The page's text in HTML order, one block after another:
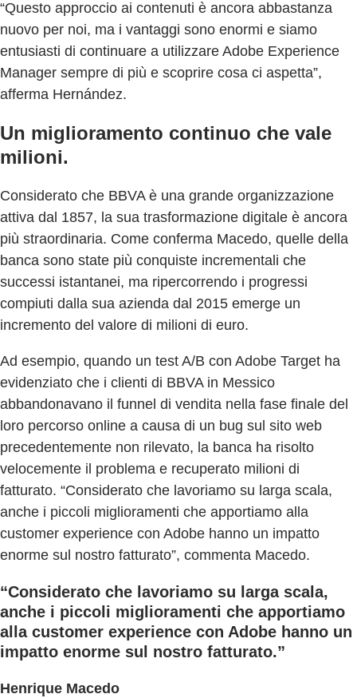
“Questo approccio ai contenuti è ancora abbastanza
nuovo per noi, ma i vantaggi sono enormi e siamo
entusiasti di continuare a utilizzare Adobe Experience
Manager sempre di più e scoprire cosa ci aspetta”,
afferma Hernández.
Un miglioramento continuo che vale
milioni.
Considerato che BBVA è una grande organizzazione
attiva dal 1857, la sua trasformazione digitale è ancora
più straordinaria. Come conferma Macedo, quelle della
banca sono state più conquiste incrementali che
successi istantanei, ma ripercorrendo i progressi
compiuti dalla sua azienda dal 2015 emerge un
incremento del valore di milioni di euro.
Ad esempio, quando un test A/B con Adobe Target ha
evidenziato che i clienti di BBVA in Messico
abbandonavano il funnel di vendita nella fase finale del
loro percorso online a causa di un bug sul sito web
precedentemente non rilevato, la banca ha risolto
velocemente il problema e recuperato milioni di
fatturato. “Considerato che lavoriamo su larga scala,
anche i piccoli miglioramenti che apportiamo alla
customer experience con Adobe hanno un impatto
enorme sul nostro fatturato”, commenta Macedo.
“Considerato che lavoriamo su larga scala,
anche i piccoli miglioramenti che apportiamo
alla customer experience con Adobe hanno un
impatto enorme sul nostro fatturato.”
Henrique Macedo